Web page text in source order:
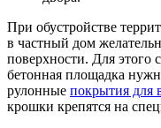
При обустройстве
в частный дом
поверхности. Для этого
бетонная площадка
рулонные покрытия для
крошки крепятся на